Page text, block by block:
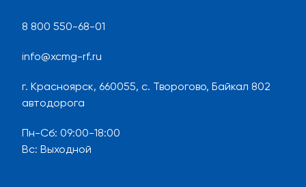
8 800 550-68-01
info@xcmg-rf.ru
г. Красноярск, 660055, с. Творогово, Байкал 802
автодорога
Пн-Сб: 09:00-18:00
Вс: Выходной